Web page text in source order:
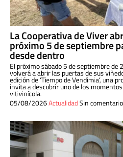
La Cooperativa de Viver
próximo 5 de septiembre
desde dentro
El próximo sábado 5 de septiembre de
volverá a abrir las puertas de sus
edición de ‘Tiempo de Vendimia’, una
invita a descubrir uno de los
vitivinícola.
05/08/2026ActualidadSin